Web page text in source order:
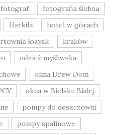
fotograf
fotografia ślubna
Harkila
hotel w górach
łożysk
kraków
odzież myśliwska
okna Drew Dom
okna w Bielsku Białej
pompy do deszczowni
pompy spalinowe